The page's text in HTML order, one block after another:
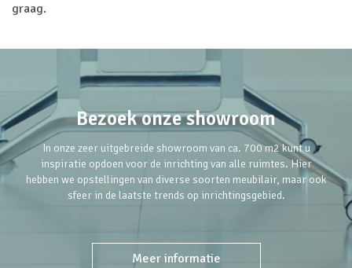
graag.
Bezoek onze showroom
In onze zeer uitgebreide showroom van ca. 700 m2 kunt u
inspiratie opdoen voor de inrichting van alle ruimtes. Hier
hebben we opstellingen van diverse soorten meubilair, maar ook
sfeer in de laatste trends op inrichtingsgebied.
Meer informatie